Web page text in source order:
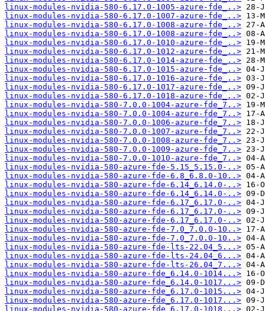
linux-modules-nvidia-580-6.17.0-1005-azure-fde_..>
linux-modules-nvidia-580-6.17.0-1007-azure-fde_..>
linux-modules-nvidia-580-6.17.0-1008-azure-fde_..>
linux-modules-nvidia-580-6.17.0-1008-azure-fde_..>
linux-modules-nvidia-580-6.17.0-1010-azure-fde_..>
linux-modules-nvidia-580-6.17.0-1012-azure-fde_..>
linux-modules-nvidia-580-6.17.0-1014-azure-fde_..>
linux-modules-nvidia-580-6.17.0-1015-azure-fde_..>
linux-modules-nvidia-580-6.17.0-1016-azure-fde_..>
linux-modules-nvidia-580-6.17.0-1017-azure-fde_..>
linux-modules-nvidia-580-6.17.0-1018-azure-fde_..>
linux-modules-nvidia-580-7.0.0-1004-azure-fde_7..>
linux-modules-nvidia-580-7.0.0-1004-azure-fde_7..>
linux-modules-nvidia-580-7.0.0-1006-azure-fde_7..>
linux-modules-nvidia-580-7.0.0-1007-azure-fde_7..>
linux-modules-nvidia-580-7.0.0-1008-azure-fde_7..>
linux-modules-nvidia-580-7.0.0-1009-azure-fde_7..>
linux-modules-nvidia-580-7.0.0-1010-azure-fde_7..>
linux-modules-nvidia-580-azure-fde-5.15_5.15.0-..>
linux-modules-nvidia-580-azure-fde-6.8_6.8.0-10..>
linux-modules-nvidia-580-azure-fde-6.14_6.14.0-..>
linux-modules-nvidia-580-azure-fde-6.14_6.14.0-..>
linux-modules-nvidia-580-azure-fde-6.17_6.17.0-..>
linux-modules-nvidia-580-azure-fde-6.17_6.17.0-..>
linux-modules-nvidia-580-azure-fde-6.17_6.17.0-..>
linux-modules-nvidia-580-azure-fde-7.0_7.0.0-10..>
linux-modules-nvidia-580-azure-fde-7.0_7.0.0-10..>
linux-modules-nvidia-580-azure-fde-lts-22.04_5...>
linux-modules-nvidia-580-azure-fde-lts-24.04_6...>
linux-modules-nvidia-580-azure-fde-lts-26.04_7...>
linux-modules-nvidia-580-azure-fde_6.14.0-1014...>
linux-modules-nvidia-580-azure-fde_6.14.0-1017...>
linux-modules-nvidia-580-azure-fde_6.17.0-1015...>
linux-modules-nvidia-580-azure-fde_6.17.0-1017...>
linux-modules-nvidia-580-azure-fde_6.17.0-1018...>